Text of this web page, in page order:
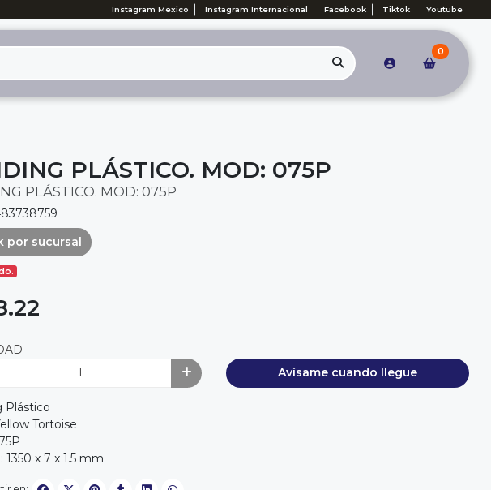
Instagram Mexico Instagram Internacional Facebook Tiktok Youtube
0
PLÁSTICO. MOD: 075P
PLÁSTICO. MOD: 075P
por sucursal
Avísame cuando llegue
Plástico
Tortoise
1350 x 7 x 1.5 mm